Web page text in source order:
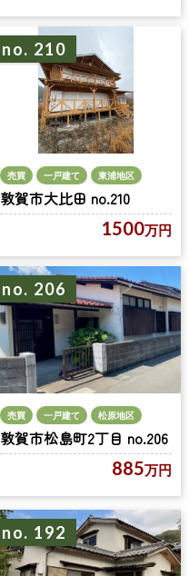
no. 210
売買 一戸建て 東浦地区
敦賀市大比田 no.210
1500万円
no. 206
売買 一戸建て 松原地区
敦賀市松島町2丁目 no.206
885万円
no. 192